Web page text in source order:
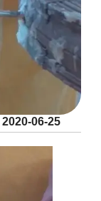
2020-06-25